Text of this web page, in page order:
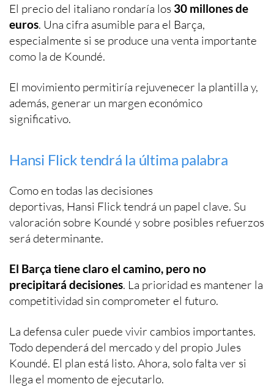
El precio del italiano rondaría los 30 millones de
euros. Una cifra asumible para el Barça,
especialmente si se produce una venta importante
como la de Koundé.
El movimiento permitiría rejuvenecer la plantilla y,
además, generar un margen económico
significativo.
Hansi Flick tendrá la última palabra
Como en todas las decisiones
deportivas, Hansi Flick tendrá un papel clave. Su
valoración sobre Koundé y sobre posibles refuerzos
será determinante.
El Barça tiene claro el camino, pero no
precipitará decisiones. La prioridad es mantener la
competitividad sin comprometer el futuro.
La defensa culer puede vivir cambios importantes.
Todo dependerá del mercado y del propio Jules
Koundé. El plan está listo. Ahora, solo falta ver si
llega el momento de ejecutarlo.